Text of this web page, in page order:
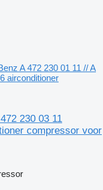
A 472 230 01 11 // A
airconditioner
230 03 11
compressor voor